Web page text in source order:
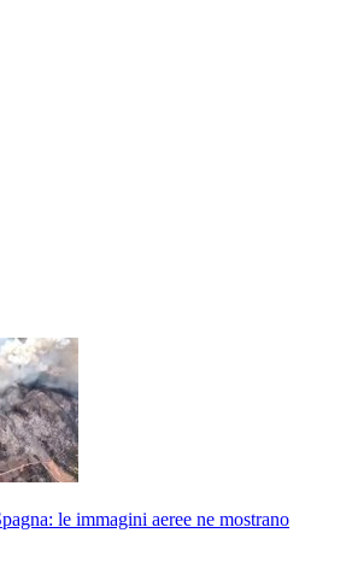
le immagini aeree ne mostrano